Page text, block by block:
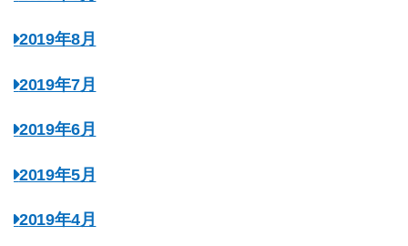
2019年8月
2019年7月
2019年6月
2019年5月
2019年4月